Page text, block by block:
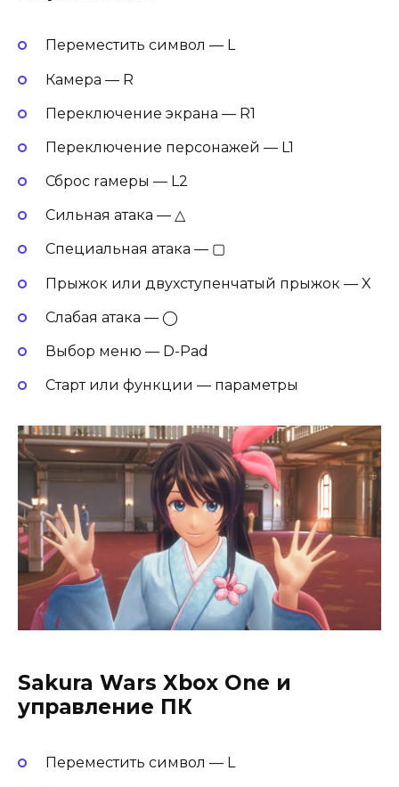
Переместить символ — L
Камера — R
Переключение экрана — R1
Переключение персонажей — L1
Сброс rамеры — L2
Сильная aтака — △
Специальная атака — ▢
Прыжок или двухступенчатый прыжок — X
Слабая атака — ◯
Выбор меню — D-Pad
Старт или функции — параметры
Sakura Wars Xbox One и
управление ПК
Переместить символ — L